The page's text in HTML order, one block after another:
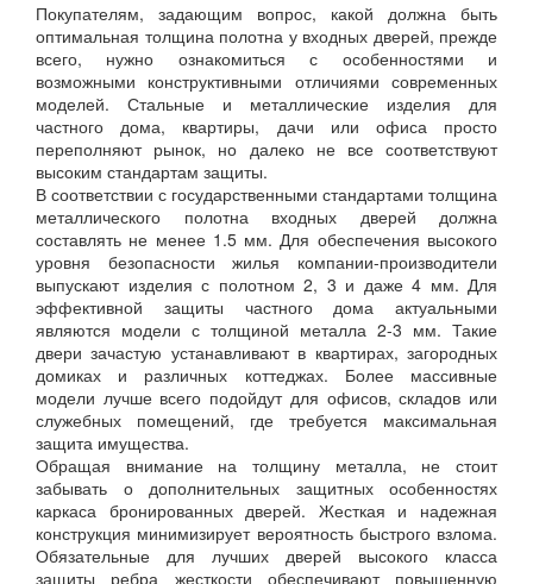
Покупателям, задающим вопрос, какой должна быть
оптимальная толщина полотна у входных дверей, прежде
всего, нужно ознакомиться с особенностями и
возможными конструктивными отличиями современных
моделей. Стальные и металлические изделия для
частного дома, квартиры, дачи или офиса просто
переполняют рынок, но далеко не все соответствуют
высоким стандартам защиты.
В соответствии с государственными стандартами толщина
металлического полотна входных дверей должна
составлять не менее 1.5 мм. Для обеспечения высокого
уровня безопасности жилья компании-производители
выпускают изделия с полотном 2, 3 и даже 4 мм. Для
эффективной защиты частного дома актуальными
являются модели с толщиной металла 2-3 мм. Такие
двери зачастую устанавливают в квартирах, загородных
домиках и различных коттеджах. Более массивные
модели лучше всего подойдут для офисов, складов или
служебных помещений, где требуется максимальная
защита имущества.
Обращая внимание на толщину металла, не стоит
забывать о дополнительных защитных особенностях
каркаса бронированных дверей. Жесткая и надежная
конструкция минимизирует вероятность быстрого взлома.
Обязательные для лучших дверей высокого класса
защиты ребра жесткости обеспечивают повышенную